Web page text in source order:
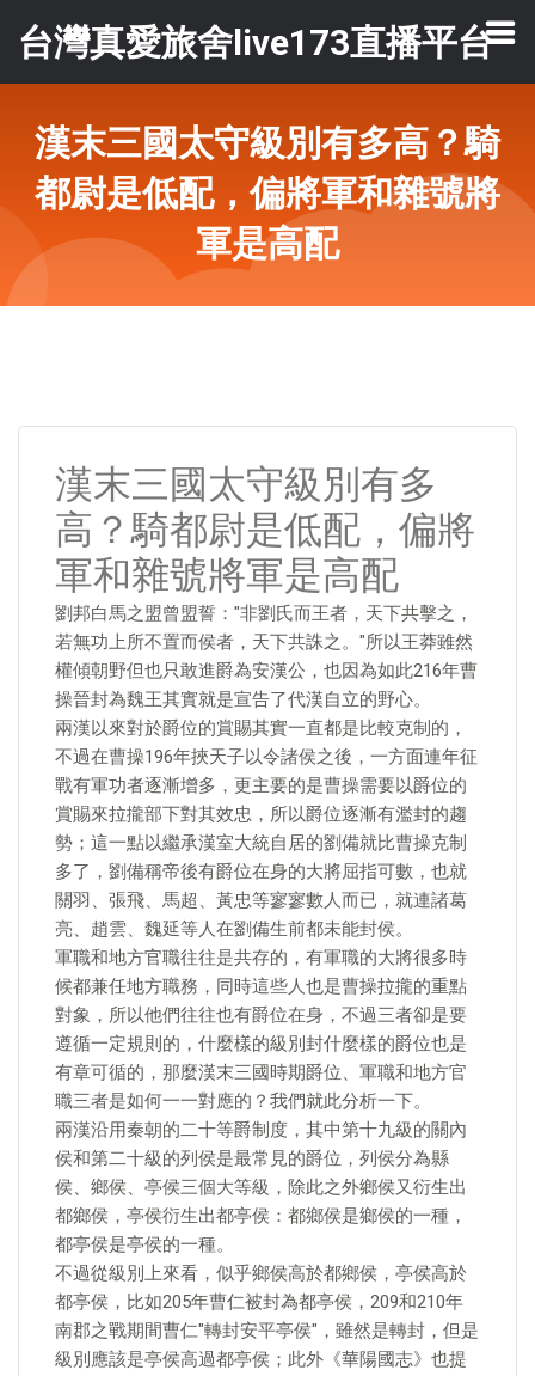
台灣真愛旅舍live173直播平台
漢末三國太守級別有多高？騎
都尉是低配，偏將軍和雜號將
軍是高配
漢末三國太守級別有多
高？騎都尉是低配，偏將
軍和雜號將軍是高配
劉邦白馬之盟曾盟誓："非劉氏而王者，天下共擊之，
若無功上所不置而侯者，天下共誅之。"所以王莽雖然
權傾朝野但也只敢進爵為安漢公，也因為如此216年曹
操晉封為魏王其實就是宣告了代漢自立的野心。
兩漢以來對於爵位的賞賜其實一直都是比較克制的，
不過在曹操196年挾天子以令諸侯之後，一方面連年征
戰有軍功者逐漸增多，更主要的是曹操需要以爵位的
賞賜來拉攏部下對其效忠，所以爵位逐漸有濫封的趨
勢；這一點以繼承漢室大統自居的劉備就比曹操克制
多了，劉備稱帝後有爵位在身的大將屈指可數，也就
關羽、張飛、馬超、黃忠等寥寥數人而已，就連諸葛
亮、趙雲、魏延等人在劉備生前都未能封侯。
軍職和地方官職往往是共存的，有軍職的大將很多時
候都兼任地方職務，同時這些人也是曹操拉攏的重點
對象，所以他們往往也有爵位在身，不過三者卻是要
遵循一定規則的，什麼樣的級別封什麼樣的爵位也是
有章可循的，那麼漢末三國時期爵位、軍職和地方官
職三者是如何一一對應的？我們就此分析一下。
兩漢沿用秦朝的二十等爵制度，其中第十九級的關內
侯和第二十級的列侯是最常見的爵位，列侯分為縣
侯、鄉侯、亭侯三個大等級，除此之外鄉侯又衍生出
都鄉侯，亭侯衍生出都亭侯：都鄉侯是鄉侯的一種，
都亭侯是亭侯的一種。
不過從級別上來看，似乎鄉侯高於都鄉侯，亭侯高於
都亭侯，比如205年曹仁被封為都亭侯，209和210年
南郡之戰期間曹仁"轉封安平亭侯"，雖然是轉封，但是
級別應該是亭侯高過都亭侯；此外《華陽國志》也提